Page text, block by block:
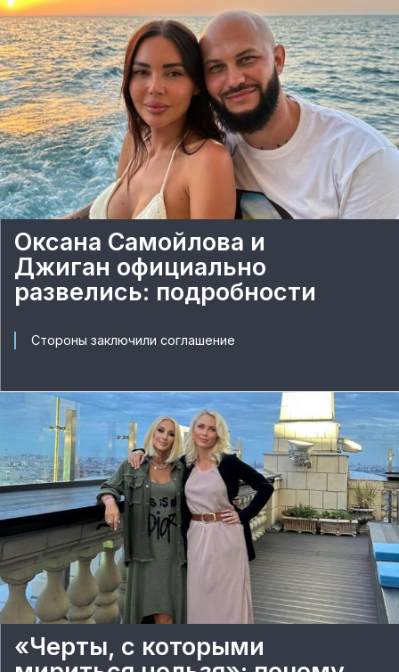
Оксана Самойлова и
Джиган официально
развелись: подробности
Стороны заключили соглашение
«Черты, с которыми